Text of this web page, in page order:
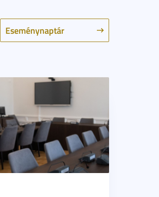
Eseménynaptár